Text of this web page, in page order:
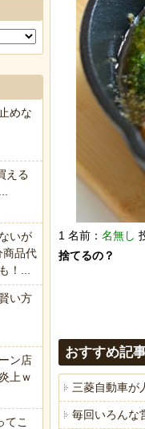
1 名前： 名無し
捨てるの？
おすすめ記
三菱自動車が
毎回いろんな
めな
える
いが
商品代
！...
い方
ン店
上ｗ
てこ